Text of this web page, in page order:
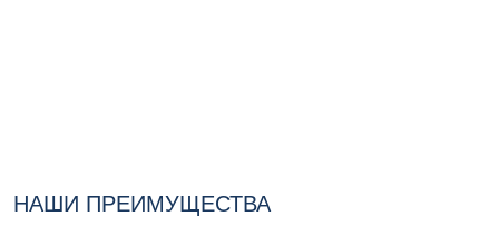
НАШИ ПРЕИМУЩЕСТВА